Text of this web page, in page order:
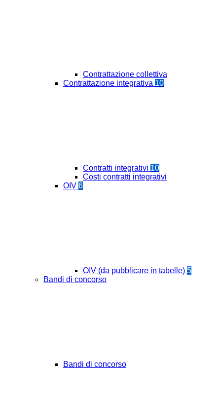
Contrattazione collettiva
Contrattazione integrativa 10
Contratti integrativi 10
Costi contratti integrativi
OIV 6
OIV (da pubblicare in tabelle) 5
Bandi di concorso
Bandi di concorso